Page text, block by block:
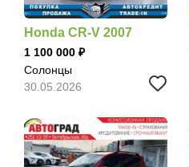
Honda CR-V 2007
1 100 000
Солонцы
30.05.2026